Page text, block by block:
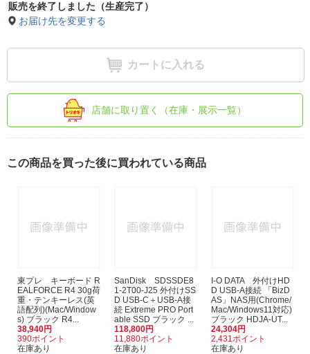
販売を終了しました（生産完了）
お届け先を変更する
カートに入れる
店舗に取り置く（在庫・展示一覧）
この商品を買った後に買われている商品
東プレ キーボード R
EALFORCE R4 30g荷
重・テンキーレス(英
語配列)(Mac/Window
s) ブラック R4...
38,940円
390ポイント
在庫あり
SanDisk SDSSDE8
1-2T00-J25 外付けSS
D USB-C＋USB-A接
続 Extreme PRO Port
able SSD ブラック ...
118,800円
11,880ポイント
在庫あり
I-O DATA 外付けHD
D USB-A接続 「BizD
AS」NAS用(Chrome/
Mac/Windows11対応)
ブラック HDJA-UT...
24,304円
2,431ポイント
在庫あり